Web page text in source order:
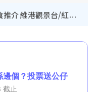
尖沙咀好去處｜逾20景點美食推介 維港觀景台/紅磚古蹟/九龍公園/室內遊樂場